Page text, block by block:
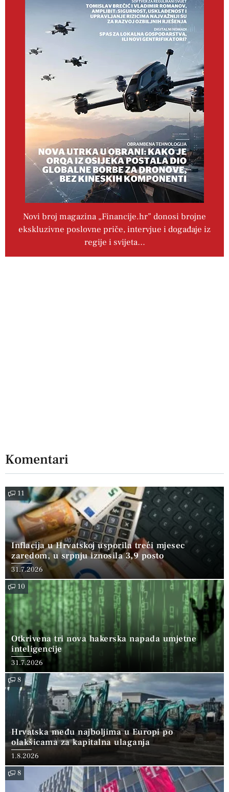
Novi broj magazina „Financije.hr” donosi brojne
ekskluzivne poslovne priče, intervjue i događaje iz
regije i svijeta…
Komentari
11
Inflacija u Hrvatskoj usporila treći mjesec
zaredom, u srpnju iznosila 3,9 posto
31.7.2026
10
Otkrivena tri nova hakerska napada umjetne
inteligencije
31.7.2026
8
Hrvatska među najboljima u Europi po
olakšicama za kapitalna ulaganja
1.8.2026
8